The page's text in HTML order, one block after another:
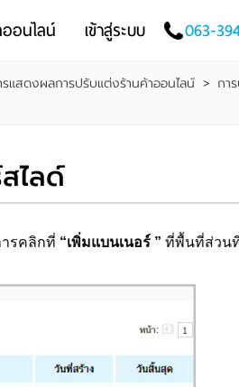
063-
อนไลน์ เข้าสู่ระบบ
แสดงผลการปรับแต่งร้านค้าออนไลน์ > กา
ไลด์
รคลิกที่ “เพิ่มแบนเนอร์ ” ที่พื้นที่ส่วน